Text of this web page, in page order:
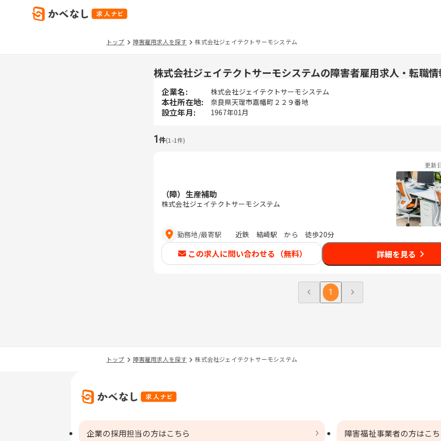
トップ 障害雇用求人を探す 株式会社ジェイテクトサーモシステム
株式会社ジェイテクトサーモシステムの障害者雇用求人・転職
企業名: 株式会社ジェイテクトサーモシステム
本社所在地: 奈良県天理市嘉幡町２２９番地
設立年月: 1967年01月
1 件(1 -1件)
更新
（障）生産補助
株式会社ジェイテクトサーモシステム
勤務地/最寄駅 近鉄 結崎駅 から 徒歩20分
この求人に問い合わせる（無料） 詳細を見る
1
トップ 障害雇用求人を探す 株式会社ジェイテクトサーモシステム
企業の採用担当の方はこちら 障害福祉事業者の方はこ